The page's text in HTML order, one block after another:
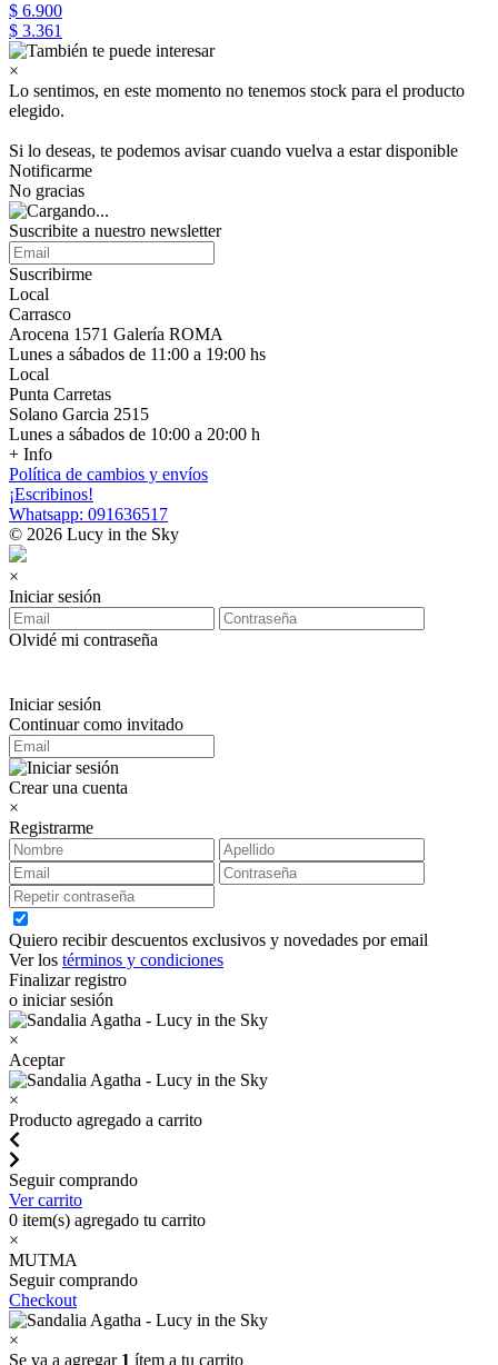
$ 6.900
$ 3.361
×
Lo sentimos, en este momento no tenemos stock para el producto
elegido.
Si lo deseas, te podemos avisar cuando vuelva a estar disponible
Notificarme
No gracias
Suscribite a nuestro newsletter
Suscribirme
Local
Carrasco
Arocena 1571 Galería ROMA
Lunes a sábados de 11:00 a 19:00 hs
Local
Punta Carretas
Solano Garcia 2515
Lunes a sábados de 10:00 a 20:00 h
+ Info
Política de cambios y envíos
¡Escribinos!
Whatsapp: 091636517
© 2026 Lucy in the Sky
×
Iniciar sesión
Olvidé mi contraseña
Iniciar sesión
Continuar como invitado
Crear una cuenta
×
Registrarme
Quiero recibir descuentos exclusivos y novedades por email
Ver los términos y condiciones
Finalizar registro
o iniciar sesión
×
Aceptar
×
Producto agregado a carrito
Seguir comprando
Ver carrito
0 item(s) agregado tu carrito
×
MUTMA
Seguir comprando
Checkout
×
Se va a agregar 1 ítem a tu carrito